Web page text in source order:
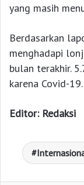
yang masih
Berdasarkan
menghadapi
bulan terakhir.
karena Covid-19.
Editor: Redaksi